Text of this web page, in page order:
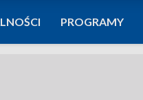
PROGRAMY